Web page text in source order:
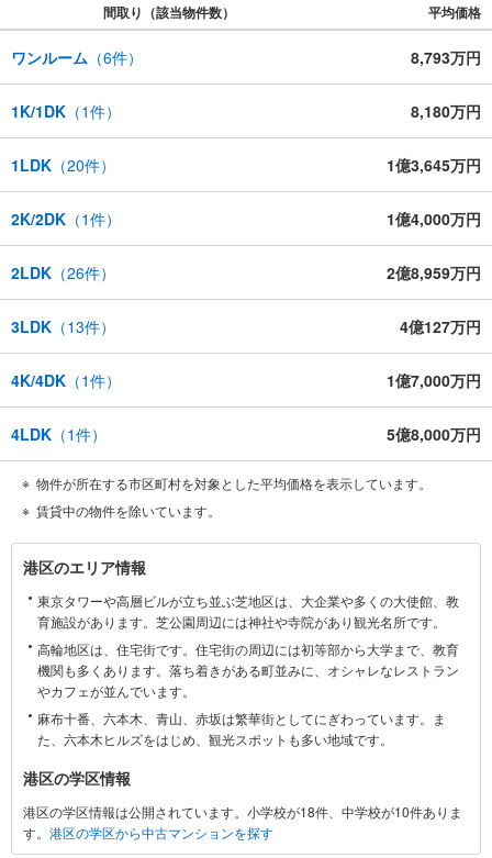
間取り（該当物件数） 平均価格
ワンルーム （6件） 8,793万円
1K/1DK （1件） 8,180万円
1LDK （20件） 1億3,645万円
2K/2DK （1件） 1億4,000万円
2LDK （26件） 2億8,959万円
3LDK （13件） 4億127万円
4K/4DK （1件） 1億7,000万円
4LDK （1件） 5億8,000万円
物件が所在する市区町村を対象とした平均価格を表示しています。
賃貸中の物件を除いています。
港
区
に
す
る
情
報
港区のエリア情報
東京タワーや高層ビルが立ち並ぶ芝地区は、大企業や多くの大使館、教
育施設があります。芝公園周辺には神社や寺院があり観光名所です。
高輪地区は、住宅街です。住宅街の周辺には初等部から大学まで、教育
機関も多くあります。落ち着きがある町並みに、オシャレなレストラン
やカフェが並んでいます。
麻布十番、六本木、青山、赤坂は繁華街としてにぎわっています。ま
た、六本木ヒルズをはじめ、観光スポットも多い地域です。
港区の学区情報
港区の学区情報は公開されています。小学校が18件、中学校が10件ありま
す。 港区の学区から中古マンションを探す